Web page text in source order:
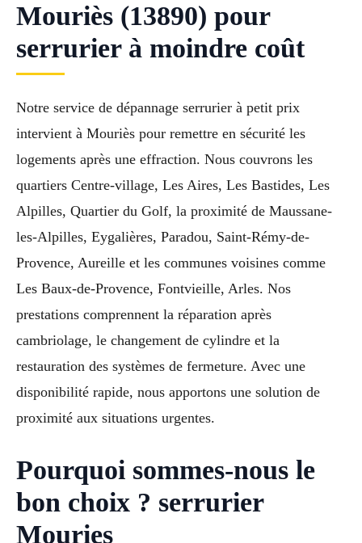
Mouriès (13890) pour
serrurier à moindre coût
Notre service de dépannage serrurier à petit prix
intervient à Mouriès pour remettre en sécurité les
logements après une effraction. Nous couvrons les
quartiers Centre-village, Les Aires, Les Bastides, Les
Alpilles, Quartier du Golf, la proximité de Maussane-
les-Alpilles, Eygalières, Paradou, Saint-Rémy-de-
Provence, Aureille et les communes voisines comme
Les Baux-de-Provence, Fontvieille, Arles. Nos
prestations comprennent la réparation après
cambriolage, le changement de cylindre et la
restauration des systèmes de fermeture. Avec une
disponibilité rapide, nous apportons une solution de
proximité aux situations urgentes.
Pourquoi sommes-nous le
bon choix ? serrurier
Mouries